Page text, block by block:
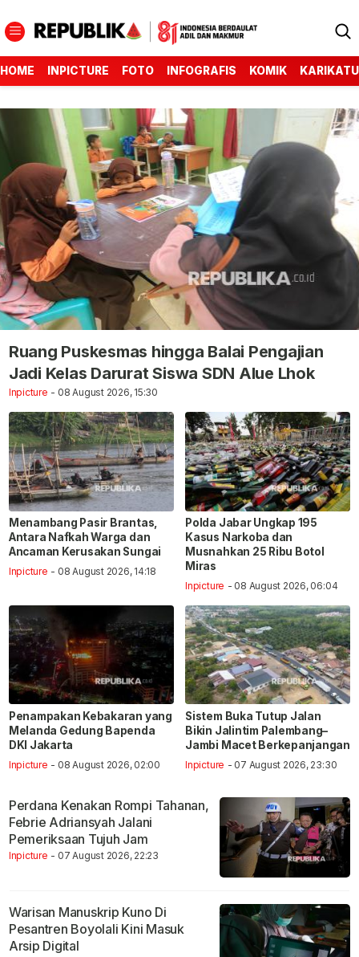
HOME INPICTURE FOTO INFOGRAFIS KOMIK
Ruang Puskesmas hingga Balai Pengajian
Jadi Kelas Darurat Siswa SDN Alue Lhok
Inpicture - 08 August 2026, 15:30
Menambang Pasir Brantas,
Antara Nafkah Warga dan
Ancaman Kerusakan Sungai
Inpicture - 08 August 2026, 14:18
Polda Jabar Ungkap 195
Kasus Narkoba dan
Musnahkan 25 Ribu Botol
Miras
Inpicture - 08 August 2026, 06:04
Penampakan Kebakaran yang
Melanda Gedung Bapenda
DKI Jakarta
Inpicture - 08 August 2026, 02:00
Sistem Buka Tutup Jalan
Bikin Jalintim Palembang–
Jambi Macet Berkepanjangan
Inpicture - 07 August 2026, 23:30
Perdana Kenakan Rompi Tahanan,
Febrie Adriansyah Jalani
Pemeriksaan Tujuh Jam
Inpicture - 07 August 2026, 22:23
Warisan Manuskrip Kuno Di
Pesantren Boyolali Kini Masuk
Arsip Digital